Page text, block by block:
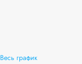
Весь график